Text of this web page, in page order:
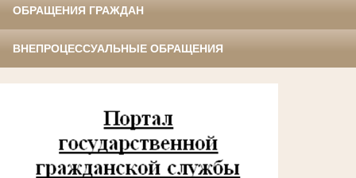
ОБРАЩЕНИЯ ГРАЖДАН
ВНЕПРОЦЕССУАЛЬНЫЕ ОБРАЩЕНИЯ